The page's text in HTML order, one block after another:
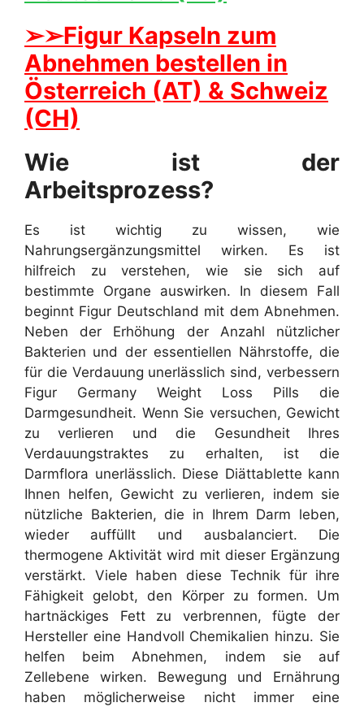
➢➢Figur Kapseln zum
Abnehmen bestellen in
Österreich (AT) & Schweiz
(CH)
Wie ist der
Arbeitsprozess?
Es ist wichtig zu wissen, wie
Nahrungsergänzungsmittel wirken. Es ist
hilfreich zu verstehen, wie sie sich auf
bestimmte Organe auswirken. In diesem Fall
beginnt Figur Deutschland mit dem Abnehmen.
Neben der Erhöhung der Anzahl nützlicher
Bakterien und der essentiellen Nährstoffe, die
für die Verdauung unerlässlich sind, verbessern
Figur Germany Weight Loss Pills die
Darmgesundheit. Wenn Sie versuchen, Gewicht
zu verlieren und die Gesundheit Ihres
Verdauungstraktes zu erhalten, ist die
Darmflora unerlässlich. Diese Diättablette kann
Ihnen helfen, Gewicht zu verlieren, indem sie
nützliche Bakterien, die in Ihrem Darm leben,
wieder auffüllt und ausbalanciert. Die
thermogene Aktivität wird mit dieser Ergänzung
verstärkt. Viele haben diese Technik für ihre
Fähigkeit gelobt, den Körper zu formen. Um
hartnäckiges Fett zu verbrennen, fügte der
Hersteller eine Handvoll Chemikalien hinzu. Sie
helfen beim Abnehmen, indem sie auf
Zellebene wirken. Bewegung und Ernährung
haben möglicherweise nicht immer eine